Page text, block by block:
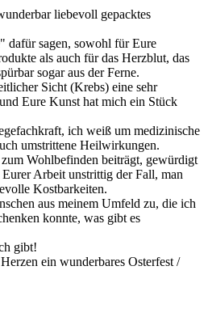
liebevoll gepacktes
dafür sagen, sowohl für Eure
als auch für das Herzblut, das
sogar aus der Ferne.
Sicht (Krebs) eine sehr
Eure Kunst hat mich ein Stück
ich weiß um medizinische
umstrittene Heilwirkungen.
zum Wohlbefinden beiträgt, gewürdigt
Arbeit unstrittig der Fall, man
Kostbarkeiten.
aus meinem Umfeld zu, die ich
konnte, was gibt es
gibt!
ein wunderbares Osterfest /